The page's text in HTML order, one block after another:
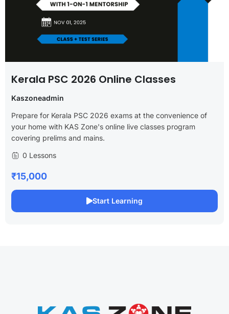
Kerala PSC 2026 Online Classes
Kaszoneadmin
Prepare for Kerala PSC 2026 exams at the convenience of
your home with KAS Zone's online live classes program
covering prelims and mains.
0 Lessons
₹15,000
Start Learning